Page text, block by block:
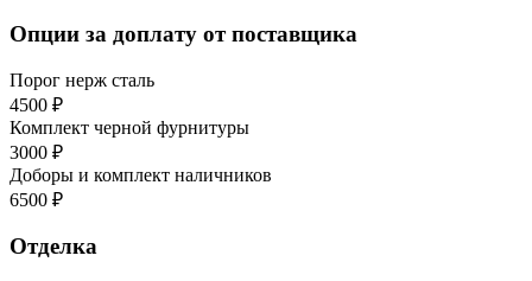
Опции за доплату от поставщика
Порог нерж сталь
4500 ₽
Комплект черной фурнитуры
3000 ₽
Доборы и комплект наличников
6500 ₽
Отделка